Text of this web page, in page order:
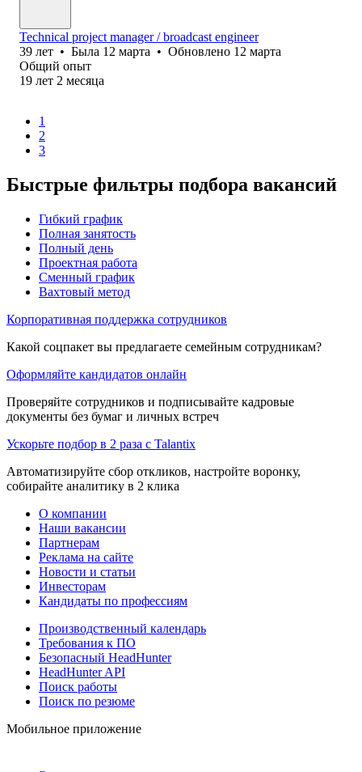
Technical project manager / broadcast engineer
39 лет • Была 12 марта • Обновлено 12 марта
Общий опыт
19 лет 2 месяца
1
2
3
Быстрые фильтры подбора вакансий
Гибкий график
Полная занятость
Полный день
Проектная работа
Сменный график
Вахтовый метод
Корпоративная поддержка сотрудников
Какой соцпакет вы предлагаете семейным сотрудникам?
Оформляйте кандидатов онлайн
Проверяйте сотрудников и подписывайте кадровые
документы без бумаг и личных встреч
Ускорьте подбор в 2 раза с Talantix
Автоматизируйте сбор откликов, настройте воронку,
собирайте аналитику в 2 клика
О компании
Наши вакансии
Партнерам
Реклама на сайте
Новости и статьи
Инвесторам
Кандидаты по профессиям
Производственный календарь
Требования к ПО
Безопасный HeadHunter
HeadHunter API
Поиск работы
Поиск по резюме
Мобильное приложение